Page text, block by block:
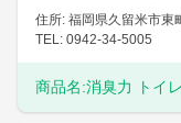
住所: 福岡県久留米市東
TEL: 0942-34-5005
商品名:消臭力 トイ